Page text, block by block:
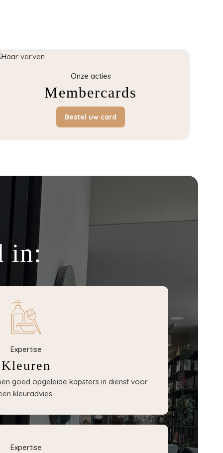
Onze acties
Membercards
Bestel uw card
in:
Expertise
Kleuren
goed opgeleide kapsters in dienst voor
kleuradvies.
Expertise